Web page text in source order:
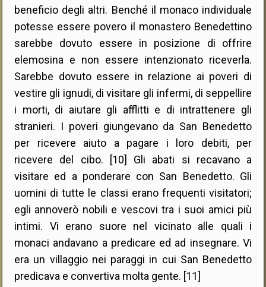
beneficio degli altri. Benché il monaco individuale
potesse essere povero il monastero Benedettino
sarebbe dovuto essere in posizione di offrire
elemosina e non essere intenzionato riceverla.
Sarebbe dovuto essere in relazione ai poveri di
vestire gli ignudi, di visitare gli infermi, di seppellire
i morti, di aiutare gli afflitti e di intrattenere gli
stranieri. I poveri giungevano da San Benedetto
per ricevere aiuto a pagare i loro debiti, per
ricevere del cibo. [10] Gli abati si recavano a
visitare ed a ponderare con San Benedetto. Gli
uomini di tutte le classi erano frequenti visitatori;
egli annoverò nobili e vescovi tra i suoi amici più
intimi. Vi erano suore nel vicinato alle quali i
monaci andavano a predicare ed ad insegnare. Vi
era un villaggio nei paraggi in cui San Benedetto
predicava e convertiva molta gente. [11]